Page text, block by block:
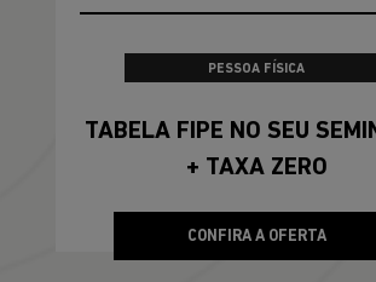
PESSOA FÍSICA
TABELA FIPE NO SEU SEMINOVO
+ TAXA ZERO
CONFIRA A OFERTA